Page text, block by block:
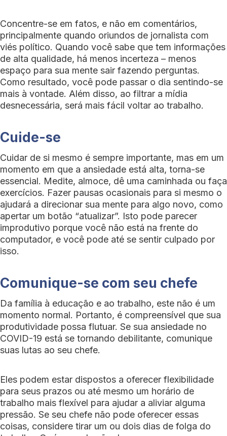
Concentre-se em fatos, e não em comentários,
principalmente quando oriundos de jornalista com
viés político. Quando você sabe que tem informações
de alta qualidade, há menos incerteza – menos
espaço para sua mente sair fazendo perguntas.
Como resultado, você pode passar o dia sentindo-se
mais à vontade. Além disso, ao filtrar a mídia
desnecessária, será mais fácil voltar ao trabalho.
Cuide-se
Cuidar de si mesmo é sempre importante, mas em um
momento em que a ansiedade está alta, torna-se
essencial. Medite, almoce, dê uma caminhada ou faça
exercícios. Fazer pausas ocasionais para si mesmo o
ajudará a direcionar sua mente para algo novo, como
apertar um botão “atualizar”. Isto pode parecer
improdutivo porque você não está na frente do
computador, e você pode até se sentir culpado por
isso.
Comunique-se com seu chefe
Da família à educação e ao trabalho, este não é um
momento normal. Portanto, é compreensível que sua
produtividade possa flutuar. Se sua ansiedade no
COVID-19 está se tornando debilitante, comunique
suas lutas ao seu chefe.
Eles podem estar dispostos a oferecer flexibilidade
para seus prazos ou até mesmo um horário de
trabalho mais flexível para ajudar a aliviar alguma
pressão. Se seu chefe não pode oferecer essas
coisas, considere tirar um ou dois dias de folga do